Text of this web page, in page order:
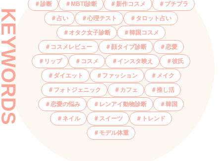
診断 MBTI診断 新作コスメ プチプラ
占い 心理テスト タロット占い
オタク女子診断 韓国コスメ
コスメレビュー 顔タイプ診断 恋愛
リップ コスメ インスタ映え 彼氏
ダイエット ファッション メイク
フォトジェニック カフェ 推し活
恋愛の悩み レンアイ動物診断 韓国
ネイル スイーツ トレンド
モデル体重